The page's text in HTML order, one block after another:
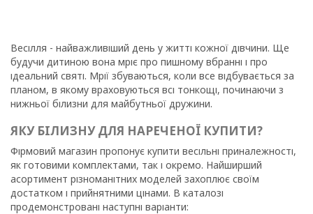
Весілля - найважливіший день у житті кожної дівчини. Ще
будучи дитиною вона мріє про пишному вбранні і про
ідеальний святі. Мрії збуваються, коли все відбувається за
планом, в якому враховуються всі тонкощі, починаючи з
нижньої білизни для майбутньої дружини.
ЯКУ БІЛИЗНУ ДЛЯ НАРЕЧЕНОЇ КУПИТИ?
Фірмовий магазин пропонує купити весільні приналежності,
як готовими комплектами, так і окремо. Найширший
асортимент різноманітних моделей захоплює своїм
достатком і прийнятними цінами. В каталозі
продемонстровані наступні варіанти: